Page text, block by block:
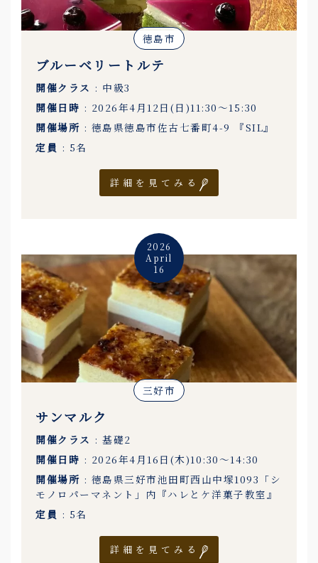
徳島市
ブルーベリートルテ
開催クラス : 中級3
開催日時 : 2026年4月12日(日)11:30〜15:30
開催場所 : 徳島県徳島市佐古七番町4-9 『SIL』
定員 : 5名
詳細を見てみる
2026
April
16
三好市
サンマルク
開催クラス : 基礎2
開催日時 : 2026年4月16日(木)10:30〜14:30
開催場所 : 徳島県三好市池田町西山中塚1093「シ
モノロパーマネント」内『ハレとケ洋菓子教室』
定員 : 5名
詳細を見てみる